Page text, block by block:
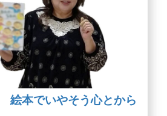
本でいやそう心とから